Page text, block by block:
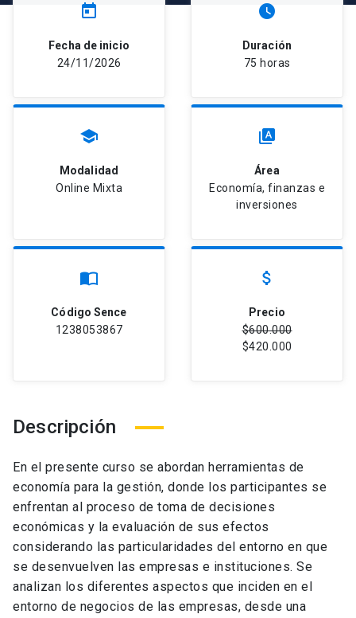
today
Fecha de inicio
24/11/2026
watch_later
Duración
75 horas
school
Modalidad
Online Mixta
type_specimen
Área
Economía, finanzas e
inversiones
import_contacts
Código Sence
1238053867
attach_money
Precio
$600.000
$420.000
Descripción
En el presente curso se abordan herramientas de
economía para la gestión, donde los participantes se
enfrentan al proceso de toma de decisiones
económicas y la evaluación de sus efectos
considerando las particularidades del entorno en que
se desenvuelven las empresas e instituciones. Se
analizan los diferentes aspectos que inciden en el
entorno de negocios de las empresas, desde una